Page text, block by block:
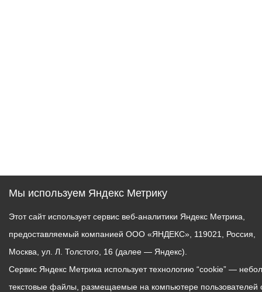
Мы используем Яндекс Метрику
Этот сайт использует сервис веб-аналитики Яндекс Метрика,
предоставляемый компанией ООО «ЯНДЕКС», 119021, Россия,
Москва, ул. Л. Толстого, 16 (далее — Яндекс).
Сервис Яндекс Метрика использует технологию “cookie” —
текстовые файлы, размещаемые на компьютере пользователей